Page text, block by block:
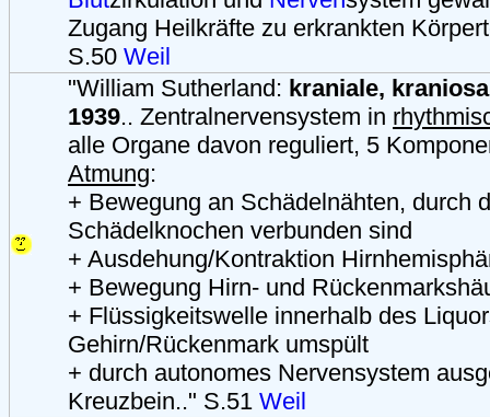
Zugang Heilkräfte zu erkrankten
S.50 Weil
"William Sutherland: kraniale,
1939.. Zentralnervensystem in
alle Organe davon reguliert, 5
Atmung:
+ Bewegung an Schädelnähten, durch
Schädelknochen verbunden sind
+ Ausdehung/Kontraktion
+ Bewegung Hirn- und
+ Flüssigkeitswelle innerhalb des
Gehirn/Rückenmark umspült
+ durch autonomes Nervensystem
Kreuzbein.." S.51 Weil